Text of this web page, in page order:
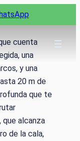
cuenta
una
y una
20 m de
que te
alcanza
de la cala,